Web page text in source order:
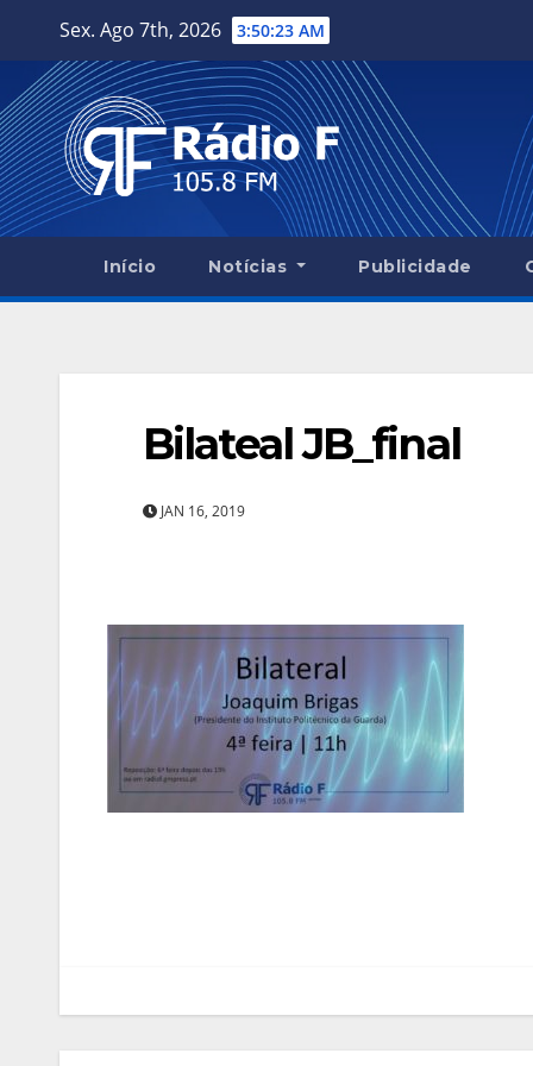
content
Sex. Ago 7th, 2026 3:50:24 AM
Início Notícias Publicidade
Bilateal JB_final
JAN 16, 2019